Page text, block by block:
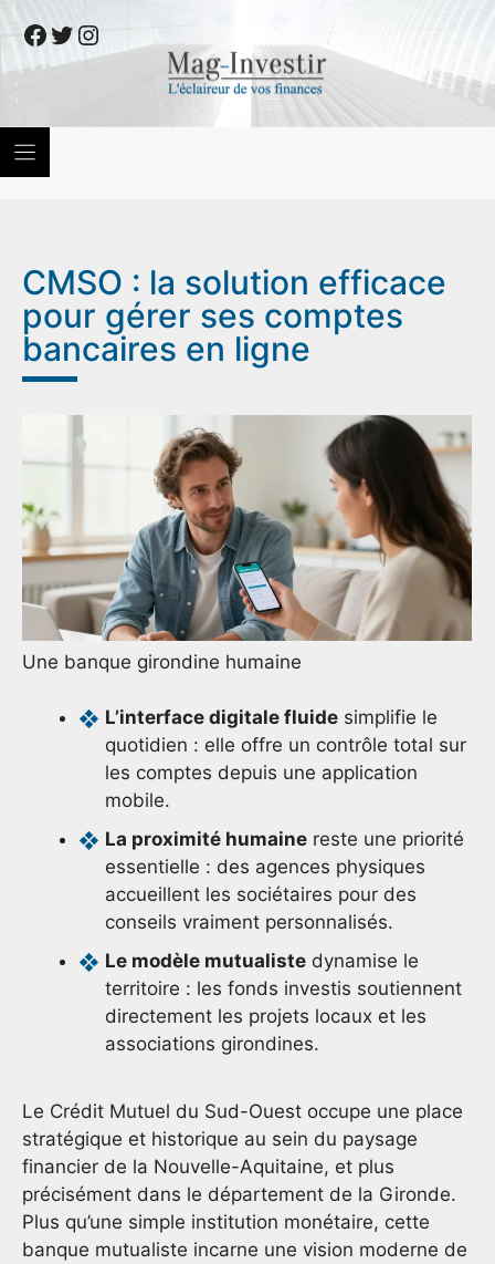
to
content
Facebook
Twitter
Instagram
CMSO : la solution efficace
pour gérer ses comptes
bancaires en ligne
Une banque girondine humaine
L’interface digitale fluide simplifie le
quotidien : elle offre un contrôle total sur
les comptes depuis une application
mobile.
La proximité humaine reste une priorité
essentielle : des agences physiques
accueillent les sociétaires pour des
conseils vraiment personnalisés.
Le modèle mutualiste dynamise le
territoire : les fonds investis soutiennent
directement les projets locaux et les
associations girondines.
Le Crédit Mutuel du Sud-Ouest occupe une place
stratégique et historique au sein du paysage
financier de la Nouvelle-Aquitaine, et plus
précisément dans le département de la Gironde.
Plus qu’une simple institution monétaire, cette
banque mutualiste incarne une vision moderne de